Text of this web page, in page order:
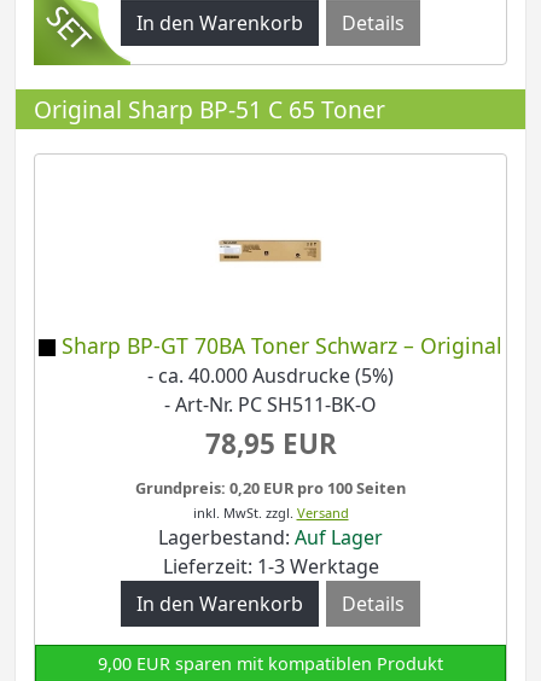
Details
Original Sharp BP-51 C 65 Toner
Sharp BP-GT 70BA Toner Schwarz – Original
- ca. 40.000 Ausdrucke (5%)
- Art-Nr. PC SH511-BK-O
78,95 EUR
Grundpreis: 0,20 EUR pro 100 Seiten
inkl. MwSt. zzgl. Versand
Lagerbestand: Auf Lager
Lieferzeit: 1-3 Werktage
Details
9,00 EUR sparen mit kompatiblen Produkt